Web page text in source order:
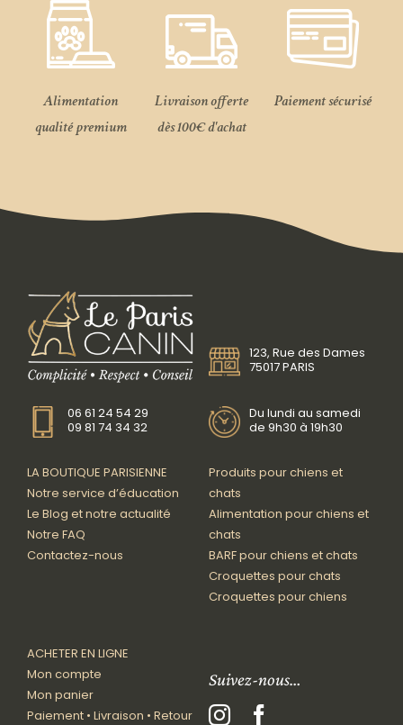
Alimentation
qualité premium
Livraison offerte
dès 100€ d'achat
Paiement sécurisé
123, Rue des Dames
75017 PARIS
06 61 24 54 29
09 81 74 34 32
Du lundi au samedi
de 9h30 à 19h30
Suivez-nous…
LA BOUTIQUE PARISIENNE
Notre service d’éducation
Le Blog et notre actualité
Notre FAQ
Contactez-nous
Produits pour chiens et
chats
Alimentation pour chiens et
chats
BARF pour chiens et chats
Croquettes pour chats
Croquettes pour chiens
ACHETER EN LIGNE
Mon compte
Mon panier
Paiement • Livraison • Retour